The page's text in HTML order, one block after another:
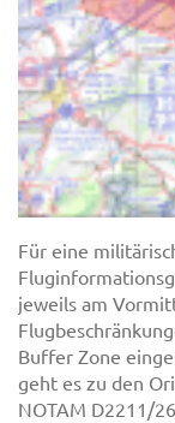
Für eine
jeweils am
Buffer Zone
geht es zu den
NOTAM D2211/26